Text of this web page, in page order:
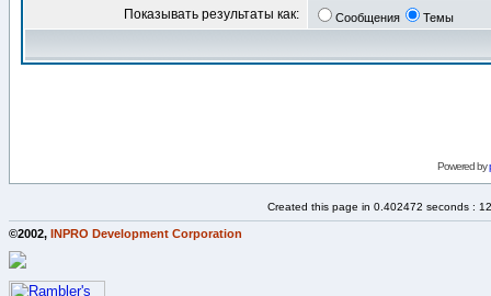
Показывать результаты как: Сообщения Темы
Powered by
Created this page in 0.402472 seconds :
©2002, INPRO Development Corporation